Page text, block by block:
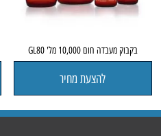
בקבוק מעבדה חום 10,000 מל' GL80
להצעת מחיר